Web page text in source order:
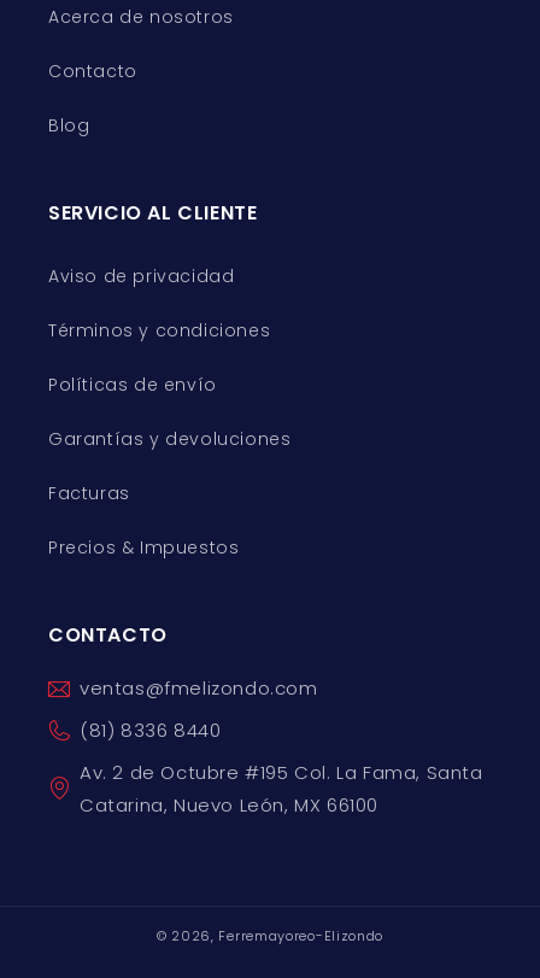
Acerca de nosotros
Contacto
Blog
SERVICIO AL CLIENTE
Aviso de privacidad
Términos y condiciones
Políticas de envío
Garantías y devoluciones
Facturas
Precios & Impuestos
CONTACTO
ventas@fmelizondo.com
(81) 8336 8440
Av. 2 de Octubre #195 Col. La Fama, Santa
Catarina, Nuevo León, MX 66100
© 2026, Ferremayoreo-Elizondo